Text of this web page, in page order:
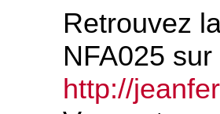
Retrouvez
NFA025
http://